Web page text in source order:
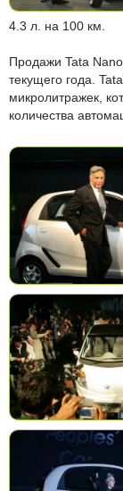
4.3 л. на 100 км.
Продажи Tata
текущего года.
микролитражек,
количества